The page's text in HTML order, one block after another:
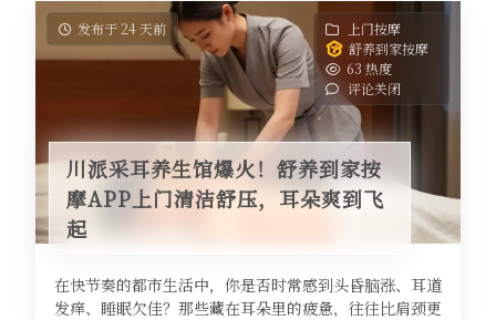
发布于 24 天前
上门按摩
舒养到家按摩
63 热度
评论关闭
川派采耳养生馆爆火！舒养到家按
摩APP上门清洁舒压，耳朵爽到飞
起
在快节奏的都市生活中，你是否时常感到头昏脑涨、耳道
发痒、睡眠欠佳？那些藏在耳朵里的疲惫，往往比肩颈更